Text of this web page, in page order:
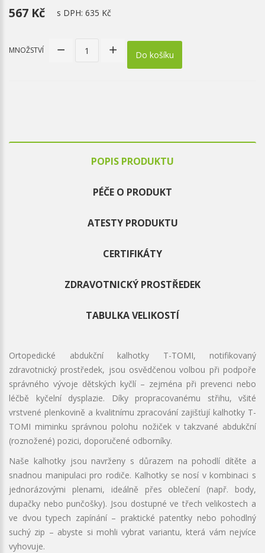
567 Kč s DPH: 635 Kč
MNOŽSTVÍ Do košíku
POPIS PRODUKTU
PÉČE O PRODUKT
ATESTY PRODUKTU
CERTIFIKÁTY
ZDRAVOTNICKÝ PROSTŘEDEK
TABULKA VELIKOSTÍ
Ortopedické abdukční kalhotky T-TOMI, notifikovaný
zdravotnický prostředek, jsou osvědčenou volbou při podpoře
správného vývoje dětských kyčlí – zejména při prevenci nebo
léčbě kyčelní dysplazie. Díky propracovanému střihu, všité
vrstvené plenkovině a kvalitnímu zpracování zajišťují kalhotky T-
TOMI miminku správnou polohu nožiček v takzvané abdukční
(roznožené) pozici, doporučené odborníky.
Naše kalhotky jsou navrženy s důrazem na pohodlí dítěte a
snadnou manipulaci pro rodiče. Kalhotky se nosí v kombinaci s
jednorázovými plenami, ideálně přes oblečení (např. body,
dupačky nebo punčošky). Jsou dostupné ve třech velikostech a
ve dvou typech zapínání – praktické patentky nebo pohodlný
suchý zip – abyste si mohli vybrat variantu, která vám nejvíce
vyhovuje.